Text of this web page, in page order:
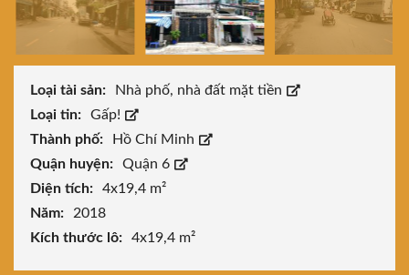
Loại tài sản:
Nhà phố, nhà đất mặt tiền
Loại tin:
Gấp!
Thành phố:
Hồ Chí Minh
Quận huyện:
Quận 6
Diện tích:
4x19,4 m²
Năm:
2018
Kích thước lô:
4x19,4 m²